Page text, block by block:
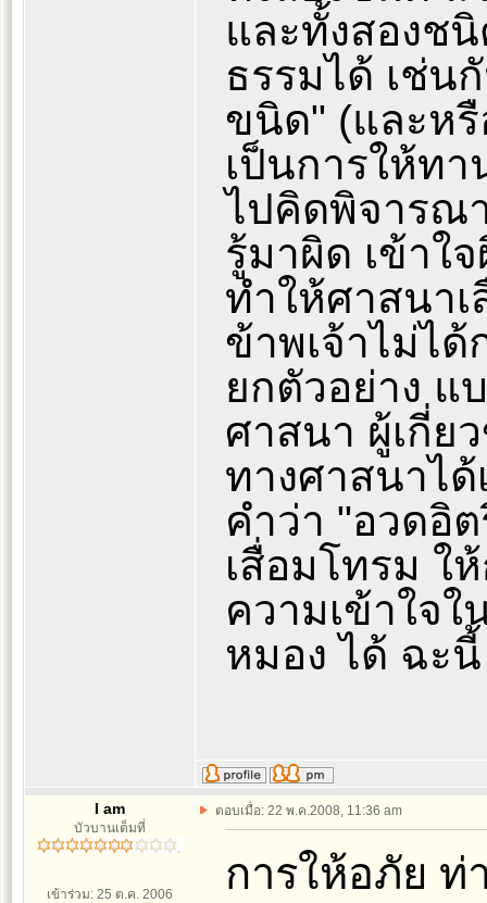
และทั้งสองช
ธรรมได้ เช่น
ขนิด" (และห
เป็นการให้ท
ไปคิดพิจารณ
รู้มาผิด เข้าใ
ทำให้ศาสนา
ข้าพเจ้าไม่ไ
ยกตัวอย่าง แ
ศาสนา ผู้เกี่ย
ทางศาสนาไ
คำว่า "อวดอิ
เสื่อมโทรม ใ
ความเข้าใจ
หมอง ได้ ฉะนี้
I am
บัวบานเต็มที่
เข้าร่วม: 25 ต.ค. 2006
ตอบเมื่อ: 22 พ.ค.2008, 11:36 am
การให้อภัย ท่